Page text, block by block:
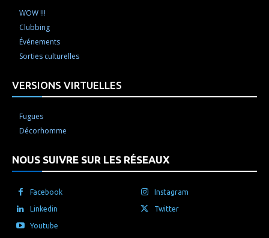
WOW !!!
Clubbing
Événements
Sorties culturelles
VERSIONS VIRTUELLES
Fugues
Décorhomme
NOUS SUIVRE SUR LES RÉSEAUX
Facebook Instagram
Linkedin Twitter
Youtube